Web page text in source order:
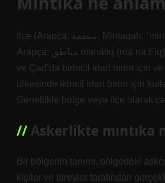
İlçe (Arapça: منطقة‎, Minţaqah; ˈmintˤaqa); çoğul
Arapça: مناطق manāṭiq (maˈnaːtˤiq), Suudi Arabistan
ve Çad’da birincil idari birim için
ülkesinde ikincil idari birim için
Genellikle bölge veya ilçe olarak
Askerlikte mıntıka
Bir bölgenin tanımı, bölgedeki
kişiler ve bireyler tarafından